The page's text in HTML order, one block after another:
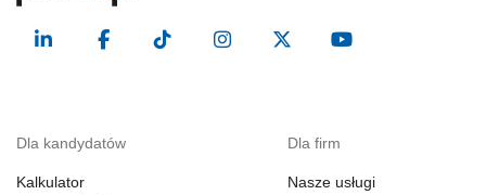
Dla kandydatów
Kalkulator
Dla firm
Nasze usługi